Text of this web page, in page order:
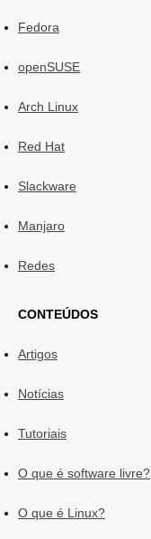
Fedora
openSUSE
Arch Linux
Red Hat
Slackware
Manjaro
Redes
CONTEÚDOS
Artigos
Notícias
Tutoriais
O que é software livre?
O que é Linux?